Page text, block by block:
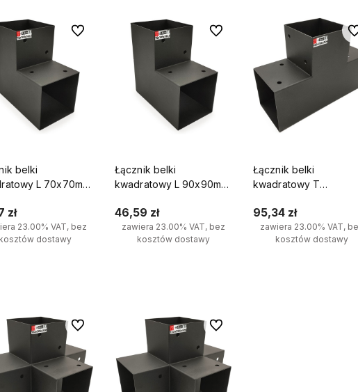
belki
L 70x70mm
zł
23.00% VAT, bez
kosztów dostawy
Do ulubionych
Łącznik belki
kwadratowy L 90x90mm
końce
46,59 zł
zawiera 23.00% VAT, bez
kosztów dostawy
Do ulubionych
Łącznik belki
kwadratowy T
kantówek 3 końce
95,34 zł
zawiera 23.00% VAT,
kosztów dostawy
Do ulubionych Do ulubionych